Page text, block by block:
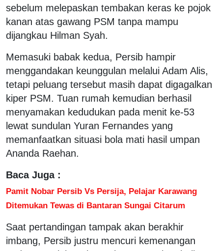
sebelum melepaskan tembakan keras ke pojok
kanan atas gawang PSM tanpa mampu
dijangkau Hilman Syah.
Memasuki babak kedua, Persib hampir
menggandakan keunggulan melalui Adam Alis,
tetapi peluang tersebut masih dapat digagalkan
kiper PSM. Tuan rumah kemudian berhasil
menyamakan kedudukan pada menit ke-53
lewat sundulan Yuran Fernandes yang
memanfaatkan situasi bola mati hasil umpan
Ananda Raehan.
Baca Juga :
Pamit Nobar Persib Vs Persija, Pelajar Karawang
Ditemukan Tewas di Bantaran Sungai Citarum
Saat pertandingan tampak akan berakhir
imbang, Persib justru mencuri kemenangan